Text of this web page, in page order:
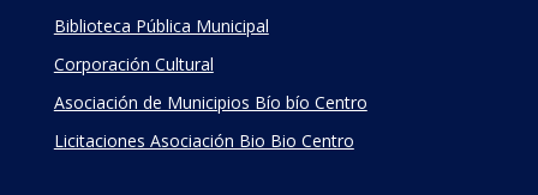
Biblioteca Pública Municipal
Corporación Cultural
Asociación de Municipios Bío bío Centro
Licitaciones Asociación Bio Bio Centro